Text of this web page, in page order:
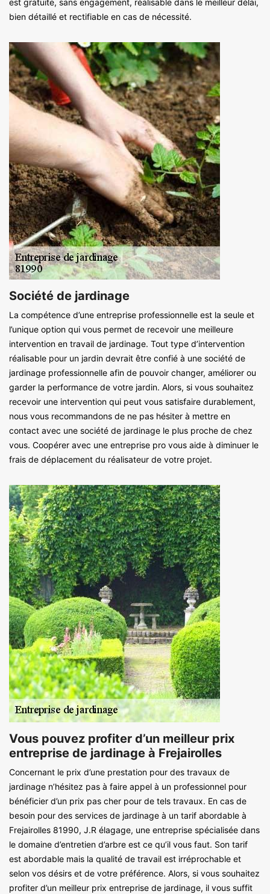
est gratuite, sans engagement, réalisable dans le meilleur délai,
bien détaillé et rectifiable en cas de nécessité.
Société de jardinage
La compétence d’une entreprise professionnelle est la seule et
l’unique option qui vous permet de recevoir une meilleure
intervention en travail de jardinage. Tout type d’intervention
réalisable pour un jardin devrait être confié à une société de
jardinage professionnelle afin de pouvoir changer, améliorer ou
garder la performance de votre jardin. Alors, si vous souhaitez
recevoir une intervention qui peut vous satisfaire durablement,
nous vous recommandons de ne pas hésiter à mettre en
contact avec une société de jardinage le plus proche de chez
vous. Coopérer avec une entreprise pro vous aide à diminuer le
frais de déplacement du réalisateur de votre projet.
Vous pouvez profiter d’un meilleur prix
entreprise de jardinage à Frejairolles
Concernant le prix d’une prestation pour des travaux de
jardinage n’hésitez pas à faire appel à un professionnel pour
bénéficier d’un prix pas cher pour de tels travaux. En cas de
besoin pour des services de jardinage à un tarif abordable à
Frejairolles 81990, J.R élagage, une entreprise spécialisée dans
le domaine d’entretien d’arbre est ce qu’il vous faut. Son tarif
est abordable mais la qualité de travail est irréprochable et
selon vos désirs et de votre préférence. Alors, si vous souhaitez
profiter d’un meilleur prix entreprise de jardinage, il vous suffit